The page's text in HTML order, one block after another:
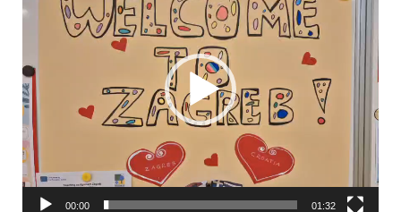
Βίντεο
00:00 01:32